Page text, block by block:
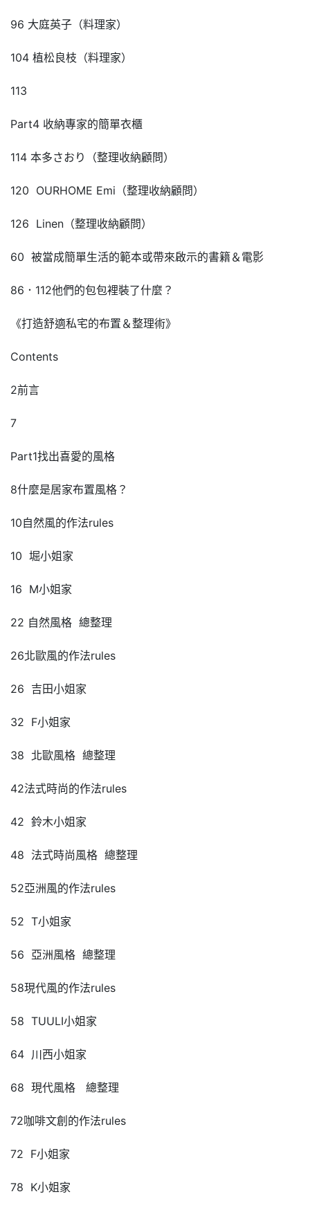
96 大庭英子（料理家）
104 植松良枝（料理家）
113
Part4 收納專家的簡單衣櫃
114 本多さおり（整理收納顧問）
120 OURHOME Emi（整理收納顧問）
126 Linen（整理收納顧問）
60 被當成簡單生活的範本或帶來啟示的書籍＆電影
86．112他們的包包裡裝了什麼？
《打造舒適私宅的布置＆整理術》
Contents
2前言
7
Part1找出喜愛的風格
8什麼是居家布置風格？
10自然風的作法rules
10 堀小姐家
16 M小姐家
22 自然風格 總整理
26北歐風的作法rules
26 吉田小姐家
32 F小姐家
38 北歐風格 總整理
42法式時尚的作法rules
42 鈴木小姐家
48 法式時尚風格 總整理
52亞洲風的作法rules
52 T小姐家
56 亞洲風格 總整理
58現代風的作法rules
58 TUULI小姐家
64 川西小姐家
68 現代風格 總整理
72咖啡文創的作法rules
72 F小姐家
78 K小姐家